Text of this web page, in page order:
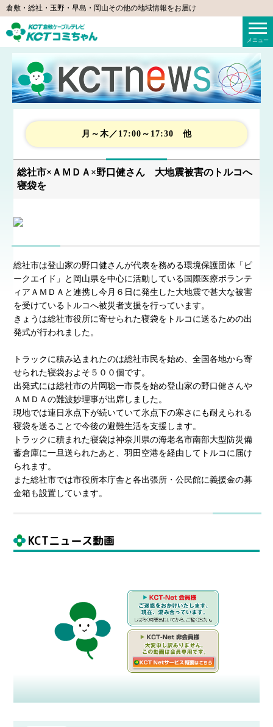
倉敷・総社・玉野・早島・岡山その他の地域情報をお届け
KCTコミちゃん（倉敷ケーブルテレビ）
メニュー
月～木／17:00～17:30 他
総社市×ＡＭＤＡ×野口健さん 大地震被害のトルコへ
寝袋を
総社市は登山家の野口健さんが代表を務める環境保護団体「ピ
ークエイド」と岡山県を中心に活動している国際医療ボランテ
ィアＡＭＤＡと連携し今月６日に発生した大地震で甚大な被害
を受けているトルコへ被災者支援を行っています。
きょうは総社市役所に寄せられた寝袋をトルコに送るための出
発式が行われました。
トラックに積み込まれたのは総社市民を始め、全国各地から寄
せられた寝袋およそ５００個です。
出発式には総社市の片岡聡一市長を始め登山家の野口健さんや
ＡＭＤＡの難波妙理事が出席しました。
現地では連日氷点下が続いていて氷点下の寒さにも耐えられる
寝袋を送ることで今後の避難生活を支援します。
トラックに積まれた寝袋は神奈川県の海老名市南部大型防災備
蓄倉庫に一旦送られたあと、羽田空港を経由してトルコに届け
られます。
また総社市では市役所本庁舎と各出張所・公民館に義援金の募
金箱も設置しています。
KCTニュース動画